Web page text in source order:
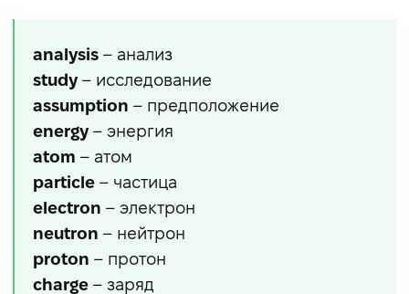
analysis – анализ
study– исследование
assumption – предположение
energy– энергия
atom – атом
particle – частица
electron – электрон
neutron – нейтрон
proton – протон
charge – заряд